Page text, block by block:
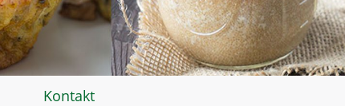
Kontakt